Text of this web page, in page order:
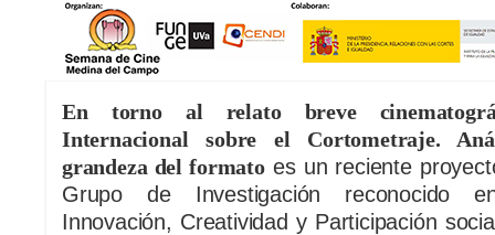
En torno al relato breve
Internacional sobre el Cortometraje.
grandeza del formatoes un reciente
Grupo de Investigación reconocido
Innovación, Creatividad y Participación